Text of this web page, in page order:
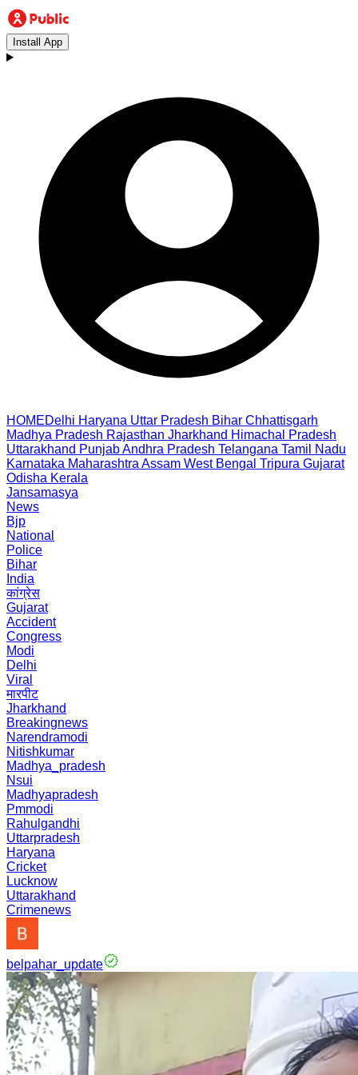
Install App
HOMEDelhi Haryana Uttar Pradesh Bihar Chhattisgarh
Madhya Pradesh Rajasthan Jharkhand Himachal Pradesh
Uttarakhand PunjabAndhra Pradesh Telangana Tamil Nadu
Karnataka Maharashtra Assam West Bengal Tripura Gujarat
Odisha Kerala
Jansamasya
News
Bjp
National
Police
Bihar
India
कांग्रेस
Gujarat
Accident
Congress
Modi
Delhi
Viral
मारपीट
Jharkhand
Breakingnews
Narendramodi
Nitishkumar
Madhya_pradesh
Nsui
Madhyapradesh
Pmmodi
Rahulgandhi
Uttarpradesh
Haryana
Cricket
Lucknow
Uttarakhand
Crimenews
belpahar_update